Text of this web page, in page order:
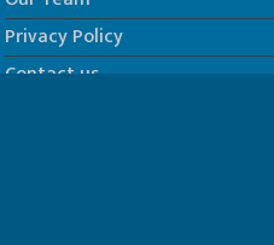
Privacy Policy
Contact us